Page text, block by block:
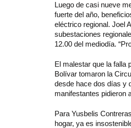
Luego de casi nueve
fuerte del año,
eléctrico regional. Joel
subestaciones
12.00 del mediodía.
El malestar que la falla
Bolívar tomaron la
desde hace dos días y
manifestantes pidieron
Para Yusbelis
hogar, ya es